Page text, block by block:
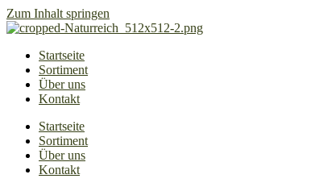
Zum Inhalt springen
Startseite
Sortiment
Über uns
Kontakt
Startseite
Sortiment
Über uns
Kontakt